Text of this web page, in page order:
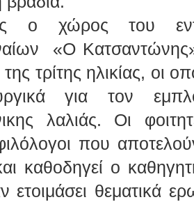
ο χώρος του
«Ο Κατσαντώνης»
τρίτης ηλικίας, οι
για τον
λαλιάς. Οι
που
και καθοδηγεί ο
ετοιμάσει θεματικά